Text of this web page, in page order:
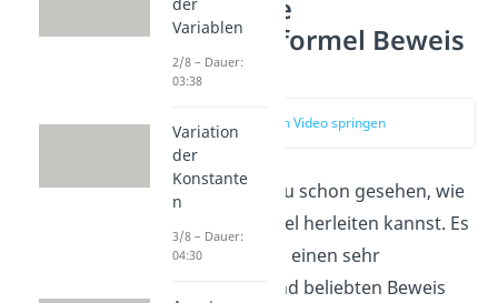
Gaußsche
Summenformel Beweis
zum Video springen
Gerade hast du schon gesehen, wie
du diese Formel herleiten kannst. Es
gibt aber auch einen sehr
klassischen und beliebten Beweis
der
Variablen
2/8 – Dauer:
03:38
Variation
der
Konstante
n
3/8 – Dauer:
04:30